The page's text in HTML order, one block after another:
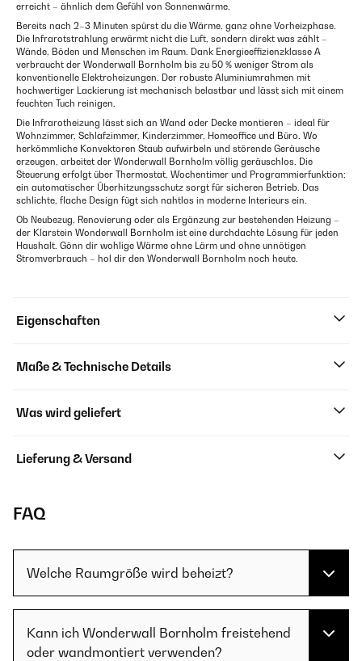
erreicht – ähnlich dem Gefühl von Sonnenwärme.
Bereits nach 2–3 Minuten spürst du die Wärme, ganz ohne Vorheizphase.
Die Infrarotstrahlung erwärmt nicht die Luft, sondern direkt was zählt –
Wände, Böden und Menschen im Raum. Dank Energieeffizienzklasse A
verbraucht der Wonderwall Bornholm bis zu 50 % weniger Strom als
konventionelle Elektroheizungen. Der robuste Aluminiumrahmen mit
hochwertiger Lackierung ist mechanisch belastbar und lässt sich mit einem
feuchten Tuch reinigen.
Die Infrarotheizung lässt sich an Wand oder Decke montieren – ideal für
Wohnzimmer, Schlafzimmer, Kinderzimmer, Homeoffice und Büro. Wo
herkömmliche Konvektoren Staub aufwirbeln und störende Geräusche
erzeugen, arbeitet der Wonderwall Bornholm völlig geräuschlos. Die
Steuerung erfolgt über Thermostat, Wochentimer und Programmierfunktion;
ein automatischer Überhitzungsschutz sorgt für sicheren Betrieb. Das
schlichte, flache Design fügt sich nahtlos in moderne Interieurs ein.
Ob Neubezug, Renovierung oder als Ergänzung zur bestehenden Heizung –
der Klarstein Wonderwall Bornholm ist eine durchdachte Lösung für jeden
Haushalt. Gönn dir wohlige Wärme ohne Lärm und ohne unnötigen
Stromverbrauch – hol dir den Wonderwall Bornholm noch heute.
Eigenschaften
Maße & Technische Details
Was wird geliefert
Lieferung & Versand
FAQ
Welche Raumgröße wird beheizt?
Kann ich Wonderwall Bornholm freistehend
oder wandmontiert verwenden?